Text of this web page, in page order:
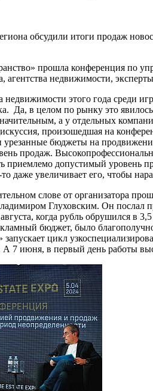
обсудили итоги продаж
прошла конференция по
агентства недвижимости,
этого года среди
Да, в целом по рынку это
а у отдельных
произошедшая на
урезанные бюджеты на
продаж.
приемлемо допустимый уровень
даже увеличивает его, чтобы
слове от организатора
Глуховским. Он послал
когда рубль обрушился в
бюджет, было
цикл
7 июня, в первый день работы